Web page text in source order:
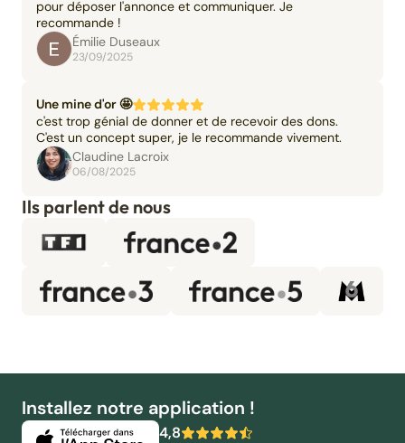
pour déposer l'annonce et communiquer. Je
recommande !
Émilie Duseaux
23/09/2025
Une mine d'or 🤩
c'est trop génial de donner et de recevoir des dons.
C'est un concept super, je le recommande vivement.
Claudine Lacroix
06/08/2025
Ils parlent de nous
Installez notre application !
4,8